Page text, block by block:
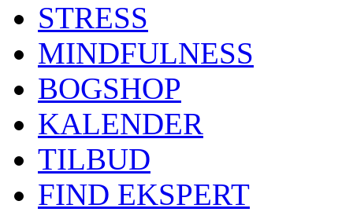
STRESS
MINDFULNESS
BOGSHOP
KALENDER
TILBUD
FIND EKSPERT